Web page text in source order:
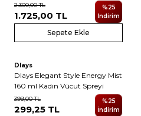
2.300,00TL
1.725,00 TL
%25
İndirim
Sepete Ekle
Dlays
Dlays Elegant Style Energy Mist
160 ml Kadın Vücut Spreyi
399,00TL
299,25 TL
%25
İndirim